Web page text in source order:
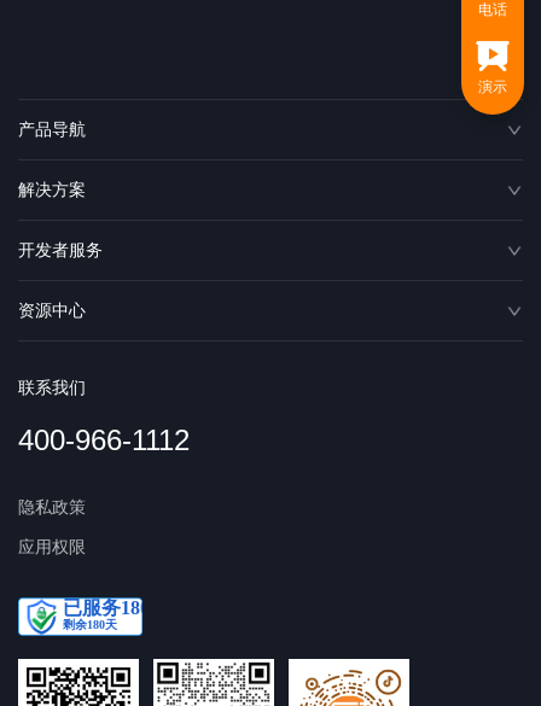
产品导航
解决方案
开发者服务
资源中心
联系我们
400-966-1112
隐私政策
应用权限
电话
演示